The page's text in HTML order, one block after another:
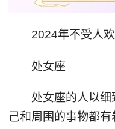
2024年不受人欢
处女座
处女座的人以细
己和周围的事物都